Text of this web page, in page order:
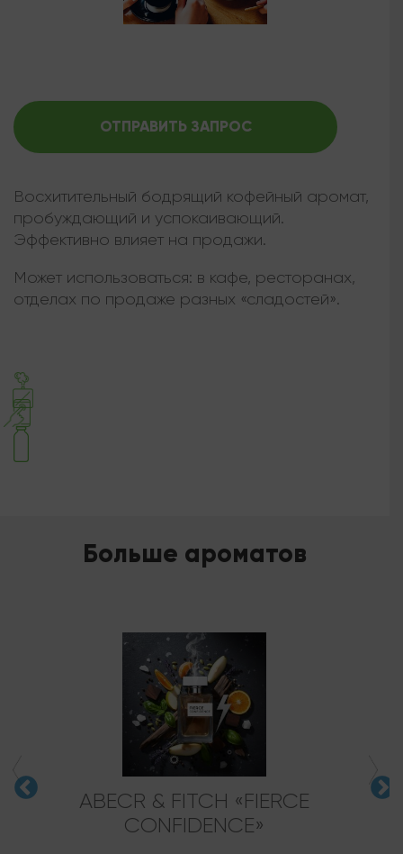
ОТПРАВИТЬ ЗАПРОС
Восхитительный бодрящий кофейный аромат,
пробуждающий и успокаивающий.
Эффективно влияет на продажи.
Может использоваться: в кафе, ресторанах,
отделах по продаже разных «сладостей».
Больше ароматов
ABECR & FITCH «FIERCE
CONFIDENCE»